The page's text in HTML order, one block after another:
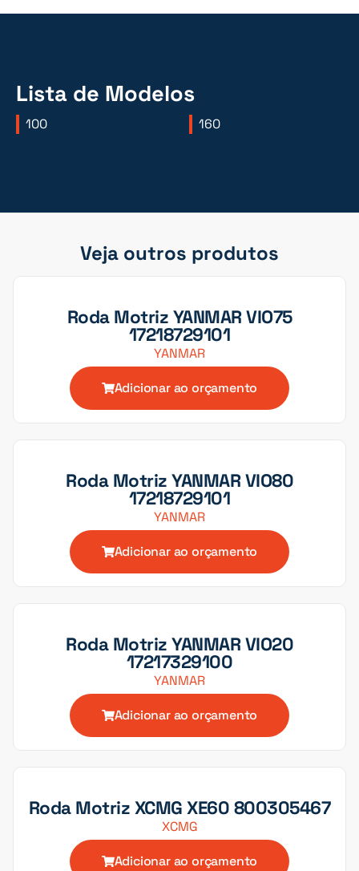
Lista de Modelos
100 160
Veja outros produtos
Roda Motriz YANMAR VIO75
17218729101
YANMAR
Adicionar ao orçamento
Roda Motriz YANMAR VIO80
17218729101
YANMAR
Adicionar ao orçamento
Roda Motriz YANMAR VIO20
17217329100
YANMAR
Adicionar ao orçamento
Roda Motriz XCMG XE60 800305467
XCMG
Adicionar ao orçamento